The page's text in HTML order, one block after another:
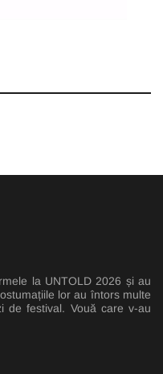
la UNTOLD 2026 și au
lor au întors multe
de festival. Vouă care v-au